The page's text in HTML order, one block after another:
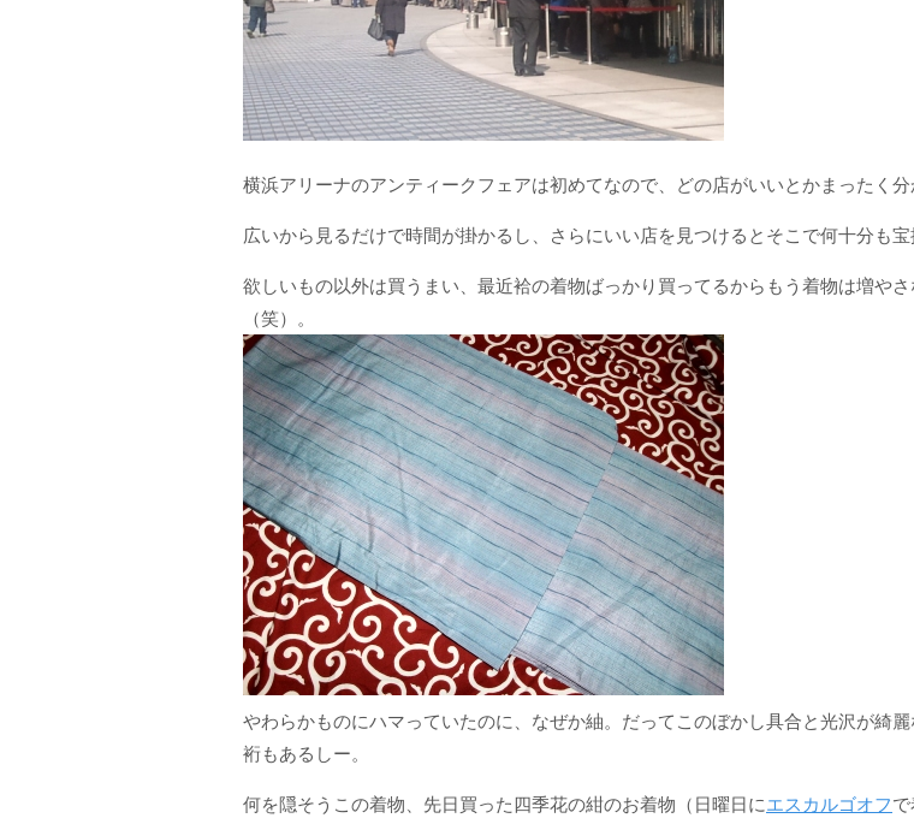
横浜アリーナのアンティークフェアは初めてなので、どの店がいいとかまったく
広いから見るだけで時間が掛かるし、さらにいい店を見つけるとそこで何十分も
欲しいもの以外は買うまい、最近袷の着物ばっかり買ってるからもう着物は増や
（笑）。
やわらかものにハマっていたのに、なぜか紬。だってこのぼかし具合と光沢が綺
裄もあるしー。
何を隠そうこの着物、先日買った四季花の紺のお着物（日曜日にエスカルゴオフ